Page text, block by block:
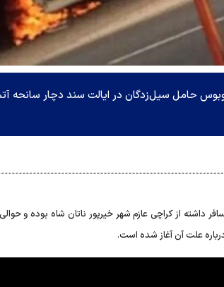
اتوبوس که ۸۰ مسافر داشته از کراچی عازم شهر خیرپور ناتان شاه
علت آن آغاز شده است.